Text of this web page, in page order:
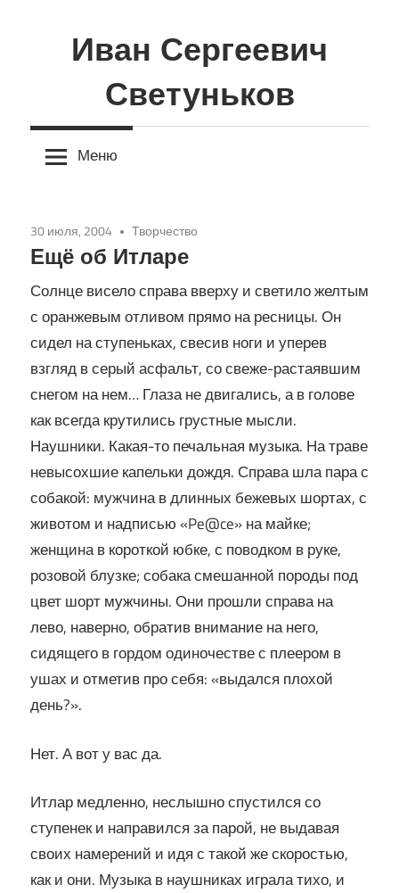
содержимому
Иван Сергеевич
Светуньков
Меню
30 июля, 2004 Творчество
Ещё об Итларе
Солнце висело справа вверху и светило желтым
с оранжевым отливом прямо на ресницы. Он
сидел на ступеньках, свесив ноги и уперев
взгляд в серый асфальт, со свеже-растаявшим
снегом на нем… Глаза не двигались, а в голове
как всегда крутились грустные мысли.
Наушники. Какая-то печальная музыка. На траве
невысохшие капельки дождя. Справа шла пара с
собакой: мужчина в длинных бежевых шортах, с
животом и надписью «Pe@ce» на майке;
женщина в короткой юбке, с поводком в руке,
розовой блузке; собака смешанной породы под
цвет шорт мужчины. Они прошли справа на
лево, наверно, обратив внимание на него,
сидящего в гордом одиночестве с плеером в
ушах и отметив про себя: «выдался плохой
день?».
Нет. А вот у вас да.
Итлар медленно, неслышно спустился со
ступенек и направился за парой, не выдавая
своих намерений и идя с такой же скоростью,
как и они. Музыка в наушниках играла тихо, и